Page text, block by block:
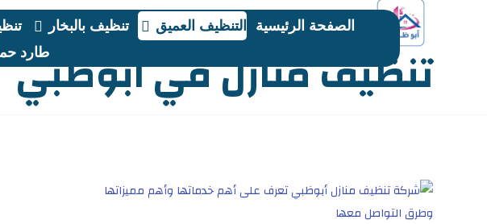
الصفحة الرئيسية التنظيف العميق تنظيف بالبخار
طارد
تنظيف منازل في ابوظبي